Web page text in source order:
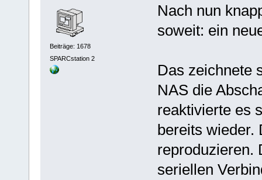
Beiträge: 1678
SPARCstation 2
Nach nun
soweit: ein
Das zeichnete
NAS die
reaktivierte es
bereits wieder.
reproduzieren.
seriellen